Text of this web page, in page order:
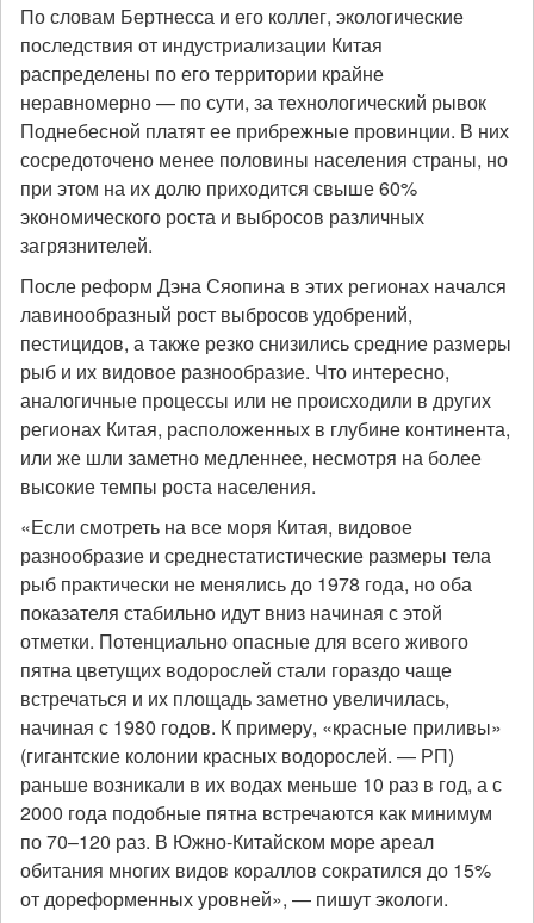
По словам Бертнесса и его коллег, экологические
последствия от индустриализации Китая
распределены по его территории крайне
неравномерно — по сути, за технологический рывок
Поднебесной платят ее прибрежные провинции. В них
сосредоточено менее половины населения страны, но
при этом на их долю приходится свыше 60%
экономического роста и выбросов различных
загрязнителей.
После реформ Дэна Сяопина в этих регионах начался
лавинообразный рост выбросов удобрений,
пестицидов, а также резко снизились средние размеры
рыб и их видовое разнообразие. Что интересно,
аналогичные процессы или не происходили в других
регионах Китая, расположенных в глубине континента,
или же шли заметно медленнее, несмотря на более
высокие темпы роста населения.
«Если смотреть на все моря Китая, видовое
разнообразие и среднестатистические размеры тела
рыб практически не менялись до 1978 года, но оба
показателя стабильно идут вниз начиная с этой
отметки. Потенциально опасные для всего живого
пятна цветущих водорослей стали гораздо чаще
встречаться и их площадь заметно увеличилась,
начиная с 1980 годов. К примеру, «красные приливы»
(гигантские колонии красных водорослей. — РП)
раньше возникали в их водах меньше 10 раз в год, а с
2000 года подобные пятна встречаются как минимум
по 70–120 раз. В Южно-Китайском море ареал
обитания многих видов кораллов сократился до 15%
от дореформенных уровней», — пишут экологи.